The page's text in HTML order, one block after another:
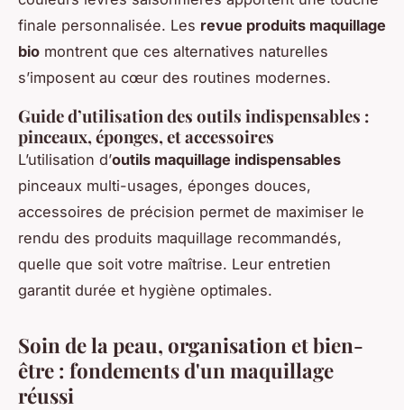
finale personnalisée. Les revue produits maquillage
bio montrent que ces alternatives naturelles
s’imposent au cœur des routines modernes.
Guide d’utilisation des outils indispensables :
pinceaux, éponges, et accessoires
L’utilisation d’outils maquillage indispensables
pinceaux multi-usages, éponges douces,
accessoires de précision permet de maximiser le
rendu des produits maquillage recommandés,
quelle que soit votre maîtrise. Leur entretien
garantit durée et hygiène optimales.
Soin de la peau, organisation et bien-
être : fondements d'un maquillage
réussi